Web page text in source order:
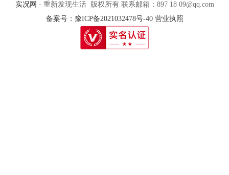
实况网 - 重新发现生活 版权所有 联系邮箱：897 18 09@qq.com
备案号：豫ICP备2021032478号-40 营业执照